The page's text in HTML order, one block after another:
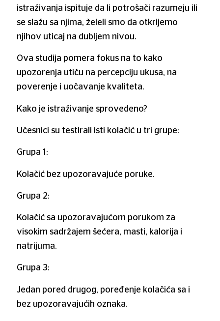
istraživanja ispituje da li potrošači razumeju ili
se slažu sa njima, želeli smo da otkrijemo
njihov uticaj na dubljem nivou.
Ova studija pomera fokus na to kako
upozorenja utiču na percepciju ukusa, na
poverenje i uočavanje kvaliteta.
Kako je istraživanje sprovedeno?
Učesnici su testirali isti kolačić u tri grupe:
Grupa 1:
Kolačić bez upozoravajuće poruke.
Grupa 2:
Kolačić sa upozoravajućom porukom za
visokim sadržajem šećera, masti, kalorija i
natrijuma.
Grupa 3:
Jedan pored drugog, poređenje kolačića sa i
bez upozoravajućih oznaka.